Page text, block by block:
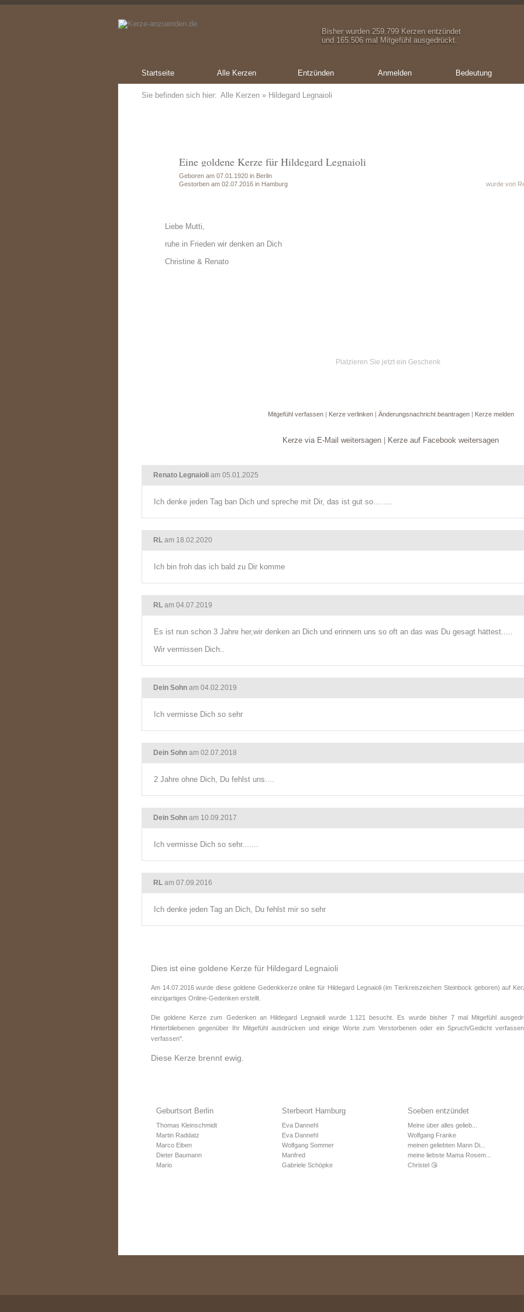
Bisher wurden 259.799 Kerzen entzündet
und 165.506 mal Mitgefühl ausgedrückt.
Startseite Alle Kerzen Entzünden Anmelden Bedeutung
Sie befinden sich hier: Alle Kerzen » Hildegard Legnaioli
Eine goldene Kerze für Hildegard Legnaioli
Geboren am 07.01.1920 in Berlin
Gestorben am 02.07.2016 in Hamburg
wurde von
Liebe Mutti,
ruhe in Frieden wir denken an Dich
Christine & Renato
Platzieren Sie jetzt ein Geschenk
Mitgefühl verfassen| Kerze verlinken| Änderungsnachricht beantragen| Kerze melden
Kerze via E-Mail weitersagen Kerze auf Facebook weitersagen
Renato Legnaioli am 05.01.2025
Ich denke jeden Tag ban Dich und spreche mit Dir, das ist gut so……..
RL am 18.02.2020
Ich bin froh das ich bald zu Dir komme
RL am 04.07.2019
Es ist nun schon 3 Jahre her,wir denken an Dich und erinnern uns so oft an das was Du gesagt hättest.....
Wir vermissen Dich..
Dein Sohn am 04.02.2019
Ich vermisse Dich so sehr
Dein Sohn am 02.07.2018
2 Jahre ohne Dich, Du fehlst uns....
Dein Sohn am 10.09.2017
Ich vermisse Dich so sehr.......
RL am 07.09.2016
Ich denke jeden Tag an Dich, Du fehlst mir so sehr
Dies ist eine goldene Kerze für Hildegard Legnaioli
Am 14.07.2016 wurde diese goldene Gedenkkerze online für Hildegard Legnaioli (im Tierkreiszeichen Steinbock geboren) auf
einzigartiges Online-Gedenken erstellt.
Die goldene Kerze zum Gedenken an Hildegard Legnaioli wurde 1.121 besucht. Es wurde bisher 7 mal Mitgefühl
Hinterbliebenen gegenüber Ihr Mitgefühl ausdrücken und einige Worte zum Verstorbenen oder ein Spruch/Gedicht
verfassen".
Diese Kerze brennt ewig.
Geburtsort Berlin
Thomas Kleinschmidt
Martin Raddatz
Marco Eiben
Dieter Baumann
Mario
Sterbeort Hamburg
Eva Dannehl
Eva Dannehl
Wolfgang Sommer
Manfred
Gabriele Schöpke
Soeben entzündet
Meine über alles gelieb...
Wolfgang Franke
meinen geliebten Mann Di...
meine liebste Mama Rosem...
Christel 😘